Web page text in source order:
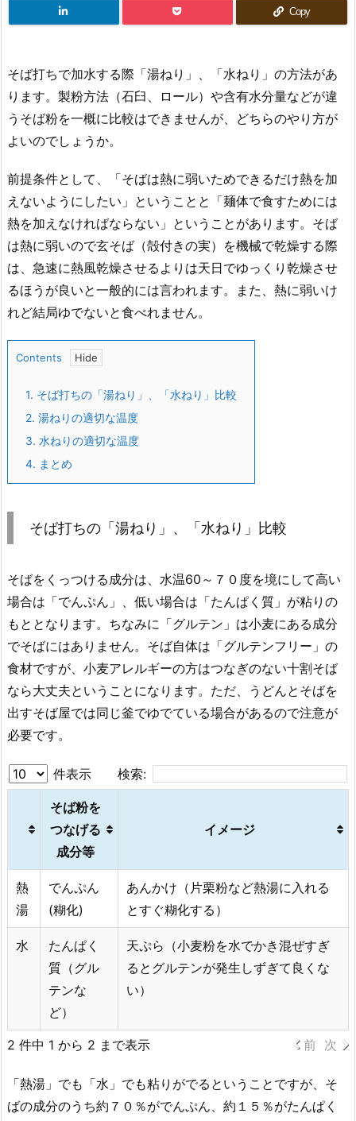
Copy
そば打ちで加水する際「湯ねり」、「水ねり」の方法があ
ります。製粉方法（石臼、ロール）や含有水分量などが違
うそば粉を一概に比較はできませんが、どちらのやり方が
よいのでしょうか。
前提条件として、「そばは熱に弱いためできるだけ熱を加
えないようにしたい」ということと「麺体で食すためには
熱を加えなければならない」ということがあります。そば
は熱に弱いので玄そば（殻付きの実）を機械で乾燥する際
は、急速に熱風乾燥させるよりは天日でゆっくり乾燥させ
るほうが良いと一般的には言われます。また、熱に弱いけ
れど結局ゆでないと食べれません。
Contents
1. そば打ちの「湯ねり」、「水ねり」比較
2. 湯ねりの適切な温度
3. 水ねりの適切な温度
4. まとめ
そば打ちの「湯ねり」、「水ねり」比較
そばをくっつける成分は、水温60～７０度を境にして高い
場合は「でんぷん」、低い場合は「たんぱく質」が粘りの
もととなります。ちなみに「グルテン」は小麦にある成分
でそばにはありません。そば自体は「グルテンフリー」の
食材ですが、小麦アレルギーの方はつなぎのない十割そば
なら大丈夫ということになります。ただ、うどんとそばを
出すそば屋では同じ釜でゆでている場合があるので注意が
必要です。
件表示 検索:
そば粉を
つなげる
成分等
イメージ
熱
湯
でんぷん
(糊化)
あんかけ（片栗粉など熱湯に入れる
とすぐ糊化する）
水
たんぱく
質（グル
テンな
ど）
天ぷら（小麦粉を水でかき混ぜすぎ
るとグルテンが発生しずぎて良くな
い）
2 件中 1 から 2 まで表示 前 次
「熱湯」でも「水」でも粘りがでるということですが、そ
ばの成分のうち約７０％がでんぷん、約１５％がたんぱく